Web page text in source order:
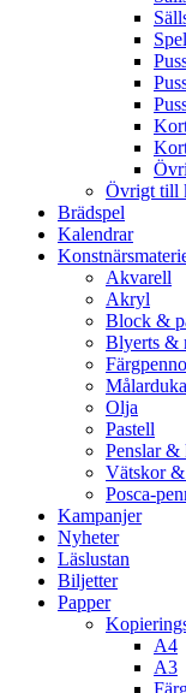
Övrigt till
Brädspel
Kalendrar
Akvarell
Akryl
Block &
Blyerts &
Olja
Pastell
Penslar &
Vätskor
Posca-
Kampanjer
Nyheter
Läslustan
Biljetter
Papper
A4
A3